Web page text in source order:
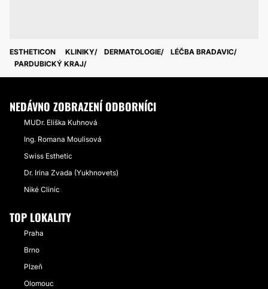
ESTHETICON KLINIKY DERMATOLOGIE
LÉČBA BRADAVIC
PARDUBICKÝ KRAJ
NEDÁVNO ZOBRAZENÍ ODBORNÍCI
MUDr. Eliška Kuhnová
Ing. Romana Moulisová
Swiss Esthetic
Dr. Irina Zvada (Yukhnovets)
Niké Clinic
TOP LOKALITY
Praha
Brno
Plzeň
Olomouc